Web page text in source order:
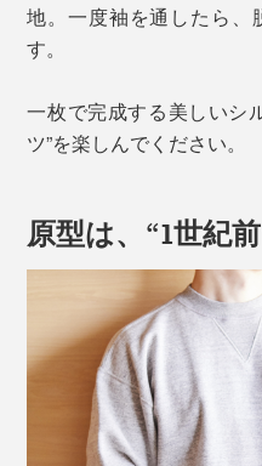
地。一度袖を通したら、
す。
一枚で完成する美しいシ
ツ”を楽しんでください。
原型は、“1世紀